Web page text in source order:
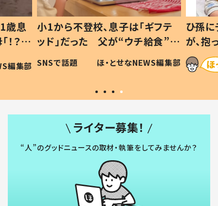
歳息
？」
編集部
小1から不登校、息子は「ギフテ
ッド」だった 父が“ウチ給食”を
作り続ける理由とは #令和の親
#令和の子
SNSで話題 ほ・とせなNEWS編集部
ひ孫
が、
「涙が
い」
ライター募集！
“人”のグッドニュースの取材・執筆をしてみませんか？